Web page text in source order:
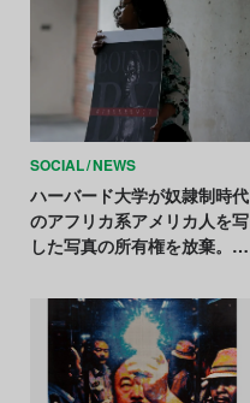
SOCIAL NEWS
ハーバード大学が奴隷制時代
のアフリカ系アメリカ人を写
した写真の所有権を放棄。子